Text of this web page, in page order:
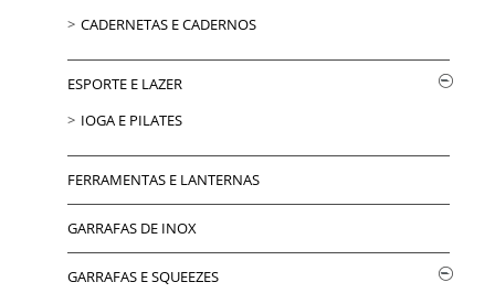
CADERNETAS E CADERNOS
ESPORTE E LAZER
IOGA E PILATES
FERRAMENTAS E LANTERNAS
GARRAFAS DE INOX
GARRAFAS E SQUEEZES